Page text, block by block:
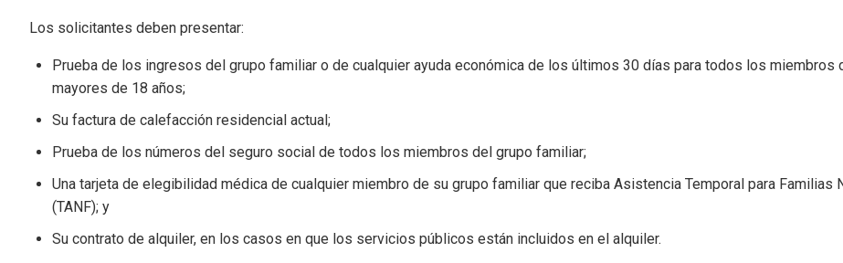
Los solicitantes deben presentar:
Prueba de los ingresos del grupo familiar o de cualquier ayuda económica de los últimos 30 días para todos los miembros
mayores de 18 años;
Su factura de calefacción residencial actual;
Prueba de los números del seguro social de todos los miembros del grupo familiar;
Una tarjeta de elegibilidad médica de cualquier miembro de su grupo familiar que reciba Asistencia Temporal para Familias
(TANF); y
Su contrato de alquiler, en los casos en que los servicios públicos están incluidos en el alquiler.